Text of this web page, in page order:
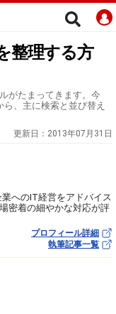
整理する方
がたまってきます。今
、主に検索と並び替え
更新日： 2013年07月31日
へのIT経営をアドバイス
密着の細やかな対応が評
プロフィール詳細
執筆記事一覧